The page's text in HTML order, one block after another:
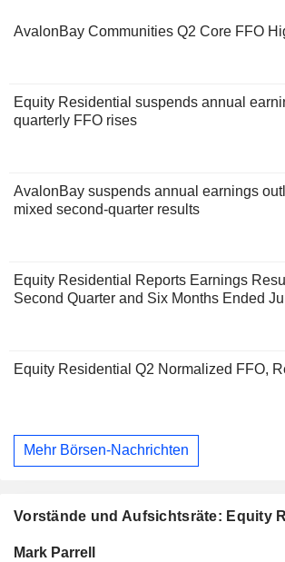
AvalonBay Communities Q2 Core FFO
Equity Residential suspends annual
quarterly FFO rises
AvalonBay suspends annual earnings
mixed second-quarter results
Equity Residential Reports Earnings
Second Quarter and Six Months Ended
Equity Residential Q2 Normalized FFO,
Mehr Börsen-Nachrichten
Vorstände und Aufsichtsräte: Equity
Manager Titel
Mark Parrell